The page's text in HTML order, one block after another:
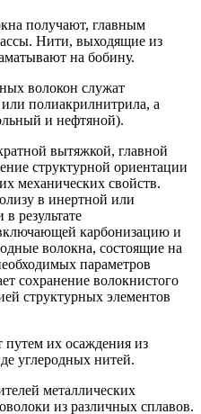
получают, главным
Нити, выходящие из
на бобину.
волокон служат
полиакрилнитрила, а
и нефтяной).
вытяжкой, главной
структурной ориентации
механических свойств.
в инертной или
результате
карбонизацию и
волокна, состоящие на
параметров
сохранение волокнистого
структурных элементов
путем их осаждения из
углеродных нитей.
металлических
из различных сплавов.